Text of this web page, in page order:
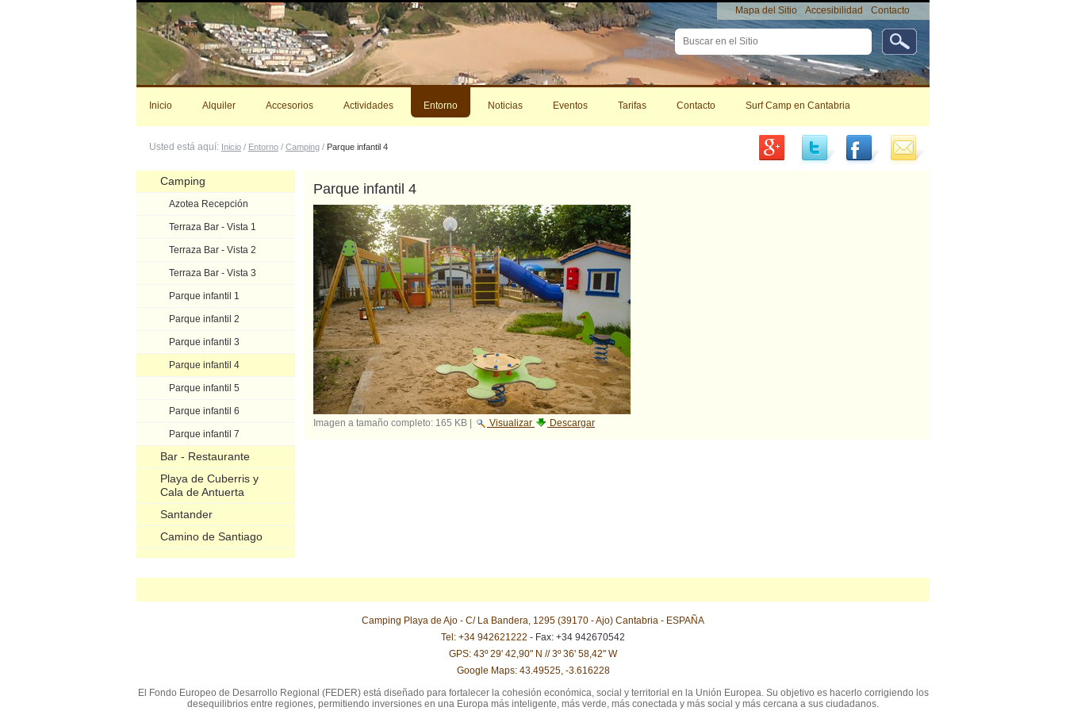
Cambiar
contenido.
Buscar
Búsqueda
Avanzada…
Mapa del Sitio Accesibilidad Contacto
Herramientas
Inicio Alquiler Accesorios Actividades Entorno Noticias Eventos Tarifas Contacto Surf Camp en Cantabria
Usted está aquí: Inicio / Entorno / Camping / Parque infantil 4
Parque infantil 4
Imagen a tamaño completo: 165 KB Visualizar Descargar
Navegación
Camping
Azotea Recepción
Terraza Bar - Vista 1
Terraza Bar - Vista 2
Terraza Bar - Vista 3
Parque infantil 1
Parque infantil 2
Parque infantil 3
Parque infantil 4
Parque infantil 5
Parque infantil 6
Parque infantil 7
Bar - Restaurante
Playa de Cuberris y
Cala de Antuerta
Santander
Camino de Santiago
Camping Playa de Ajo - C/ La Bandera, 1295 (39170 - Ajo) Cantabria - ESPAÑA
Tel: +34 942621222 - Fax: +34 942670542
GPS: 43º 29' 42,90" N // 3º 36' 58,42" W
Google Maps: 43.49525, -3.616228
El Fondo Europeo de Desarrollo Regional (FEDER) está diseñado para fortalecer la cohesión económica, social y territorial en la Unión Europea. Su objetivo es hacerlo corrigiendo los
desequilibrios entre regiones, permitiendo inversiones en una Europa más inteligente, más verde, más conectada y más social y más cercana a sus ciudadanos.